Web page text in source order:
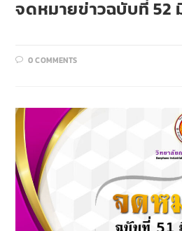
จดหมายข่าวฉบับที่ 52
0 COMMENTS